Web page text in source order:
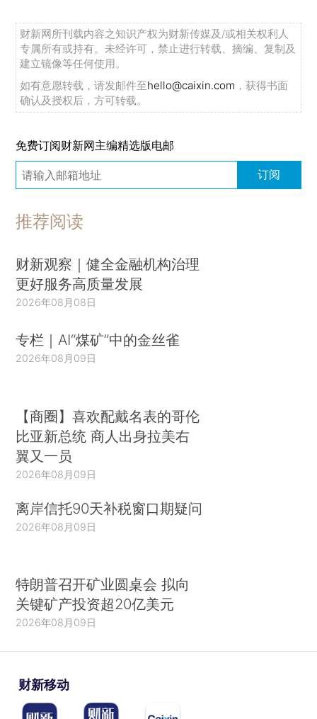
财新网所刊载内容之知识产权为财新传媒及/或相关权利人
专属所有或持有。未经许可，禁止进行转载、摘编、复制及
建立镜像等任何使用。
如有意愿转载，请发邮件至hello@caixin.com ，获得书面
确认及授权后，方可转载。
免费订阅财新网主编精选版电邮
订阅
推荐阅读
财新观察｜健全金融机构治理
更好服务高质量发展
2026年08月08日
专栏｜AI“煤矿”中的金丝雀
2026年08月09日
【商圈】喜欢配戴名表的哥伦
比亚新总统 商人出身拉美右
翼又一员
2026年08月09日
离岸信托90天补税窗口期疑问
2026年08月09日
特朗普召开矿业圆桌会 拟向
关键矿产投资超20亿美元
2026年08月09日
财新移动